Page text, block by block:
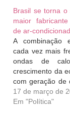
Brasil se torna o
maior
de ar-
A combinação
cada vez mais
ondas de
crescimento da
com geração de
e aumento da
17 de março de
Em "Política"